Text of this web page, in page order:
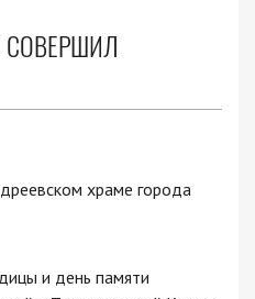
СОВЕРШИЛ
и день памяти